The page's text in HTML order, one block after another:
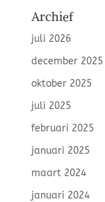
Archief
juli 2026
december 2025
oktober 2025
juli 2025
februari 2025
januari 2025
maart 2024
januari 2024